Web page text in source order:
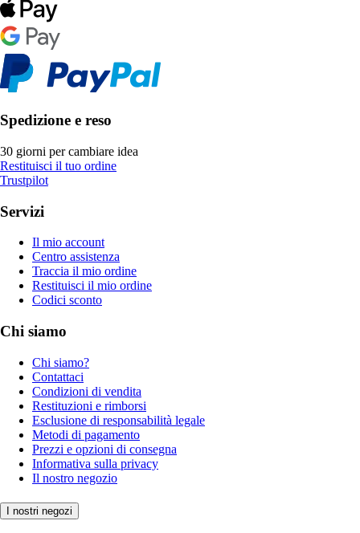
Spedizione e reso
30 giorni per cambiare idea
Restituisci il tuo ordine
Trustpilot
Servizi
Il mio account
Centro assistenza
Traccia il mio ordine
Restituisci il mio ordine
Codici sconto
Chi siamo
Chi siamo?
Contattaci
Condizioni di vendita
Restituzioni e rimborsi
Esclusione di responsabilità legale
Metodi di pagamento
Prezzi e opzioni di consegna
Informativa sulla privacy
Il nostro negozio
I nostri negozi